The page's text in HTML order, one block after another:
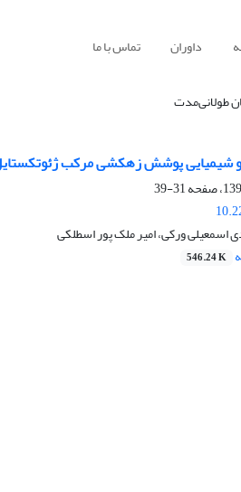
داوران تماس با ما
طولانی‌مدت
شیمیایی پوشش‌ زهکشی مرکب
31-39
اسمعیلی ورکی، امیر ملک پور اسطلکی
546.24 K